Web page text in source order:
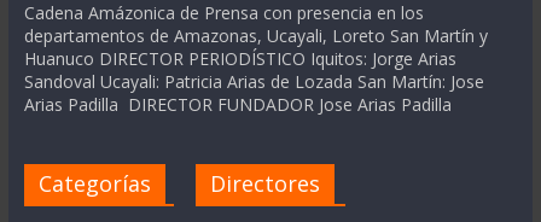
Cadena Amázonica de Prensa con presencia en los
departamentos de Amazonas, Ucayali, Loreto San Martín y
Huanuco DIRECTOR PERIODÍSTICO Iquitos: Jorge Arias
Sandoval Ucayali: Patricia Arias de Lozada San Martín: Jose
Arias Padilla DIRECTOR FUNDADOR Jose Arias Padilla
Categorías Directores